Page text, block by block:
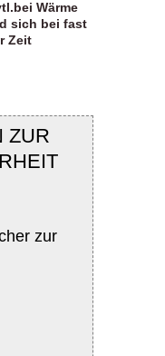
Wärme
sich bei fast
Zeit
ZUR
zur